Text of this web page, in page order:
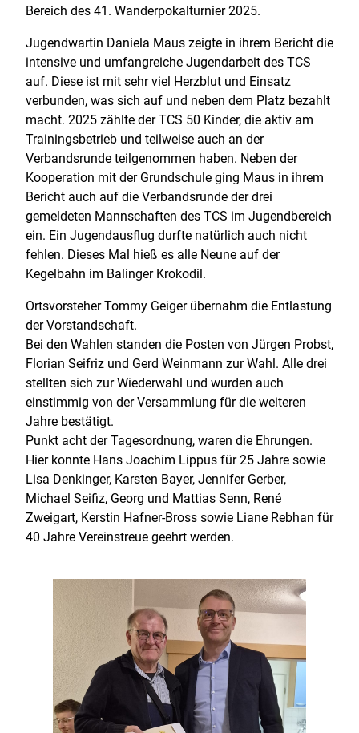
Bereich des 41. Wanderpokalturnier 2025.
Jugendwartin Daniela Maus zeigte in ihrem Bericht die
intensive und umfangreiche Jugendarbeit des TCS
auf. Diese ist mit sehr viel Herzblut und Einsatz
verbunden, was sich auf und neben dem Platz bezahlt
macht. 2025 zählte der TCS 50 Kinder, die aktiv am
Trainingsbetrieb und teilweise auch an der
Verbandsrunde teilgenommen haben. Neben der
Kooperation mit der Grundschule ging Maus in ihrem
Bericht auch auf die Verbandsrunde der drei
gemeldeten Mannschaften des TCS im Jugendbereich
ein. Ein Jugendausflug durfte natürlich auch nicht
fehlen. Dieses Mal hieß es alle Neune auf der
Kegelbahn im Balinger Krokodil.
Ortsvorsteher Tommy Geiger übernahm die Entlastung
der Vorstandschaft.
Bei den Wahlen standen die Posten von Jürgen Probst,
Florian Seifriz und Gerd Weinmann zur Wahl. Alle drei
stellten sich zur Wiederwahl und wurden auch
einstimmig von der Versammlung für die weiteren
Jahre bestätigt.
Punkt acht der Tagesordnung, waren die Ehrungen.
Hier konnte Hans Joachim Lippus für 25 Jahre sowie
Lisa Denkinger, Karsten Bayer, Jennifer Gerber,
Michael Seifiz, Georg und Mattias Senn, René
Zweigart, Kerstin Hafner-Bross sowie Liane Rebhan für
40 Jahre Vereinstreue geehrt werden.